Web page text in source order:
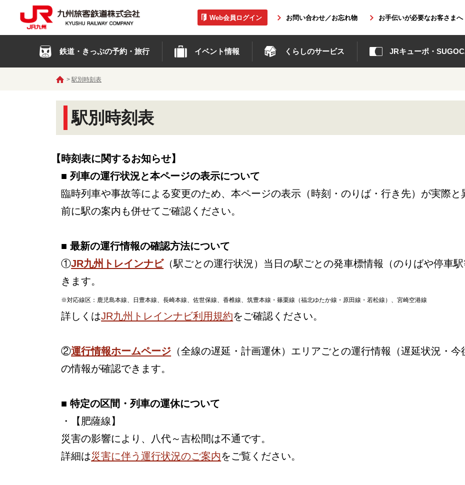
Web会員ログイン お問い合わせ／お忘れ物 お手伝いが必要なお客さまへ
鉄道・きっぷの予約・旅行 イベント情報 くらしのサービス JRキューポ・
駅別時刻表
駅別時刻表
【時刻表に関するお知らせ】
■ 列車の運行状況と本ページの表示について
臨時列車や事故等による変更のため、本ページの表示（時刻・のりば・行き先）が実際
前に駅の案内も併せてご確認ください。
■ 最新の運行情報の確認方法について
①JR九州トレインナビ（駅ごとの運行状況）当日の駅ごとの発車標情報（のりばや停車
きます。
※対応線区：鹿児島本線、日豊本線、長崎本線、佐世保線、香椎線、筑豊本線・篠栗線（福北ゆたか線・原田線・若松線）、宮崎空港線
詳しくはJR九州トレインナビ利用規約をご確認ください。
②運行情報ホームページ （全線の遅延・計画運休）エリアごとの運行情報（遅延状況・今
の情報が確認できます。
■ 特定の区間・列車の運休について
・【肥薩線】
災害の影響により、八代～吉松間は不通です。
詳細は災害に伴う運行状況のご案内をご覧ください。